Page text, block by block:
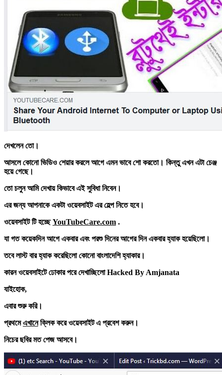
দেখলেন তো।
আসলে কোনো ভিডিও শেয়ার করলে আগে এমন ভাবে শো করতো। কিন্তু এখন এটা চেঞ্জ
হয়ে গেছে।
তো চলুন আমি দেখায় কিভাবে এই সুবিধা নিবেন।
এর জন্য আপনাকে একটা ওয়েবসাইট এর হেল্প নিতে হবে।
ওয়েবসাইট টি হচ্ছেYouTubeCare.com .
যা গত কয়েকদিন আগে একবার এবং পরশু দিনের আগের দিন একবার হ্যাক হয়েছিলো।
তবে লাস্ট বার হ্যাক করেছিলো কোনো বাংলাদেশি হ্যাকার।
কারন ওয়েবসাইটে ঢোকার পরে দেখাচ্ছিলো Hacked By Amjanata
যাইহোক,
এবার শুরু করি।
প্রথমেএখানেক্লিক করে ওয়েবসাইট এ প্রবেশ করুন।
নিচের ছবির মত পেজ আসবে।